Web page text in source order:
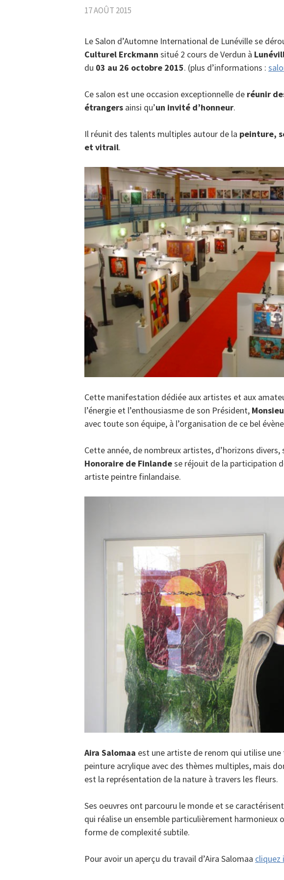
17 AOÛT 2015
Le Salon d’Automne International de Lunéville se
Culturel Erckmann situé 2 cours de Verdun à
du 03 au 26 octobre 2015. (plus d’informations :
Ce salon est une occasion exceptionnelle de réunir
étrangers ainsi qu’un invité d’honneur.
Il réunit des talents multiples autour de la peinture,
et vitrail.
Cette manifestation dédiée aux artistes et aux
l’énergie et l’enthousiasme de son Président,
avec toute son équipe, à l’organisation de ce bel
Cette année, de nombreux artistes, d’horizons
Honoraire de Finlandese réjouit de la participation
artiste peintre finlandaise.
Aira Salomaa est une artiste de renom qui utilise
peinture acrylique avec des thèmes multiples, mais
est la représentation de la nature à travers les fleurs.
Ses oeuvres ont parcouru le monde et se
qui réalise un ensemble particulièrement harmonieux
forme de complexité subtile.
Pour avoir un aperçu du travail d’Aira Salomaa cliquez